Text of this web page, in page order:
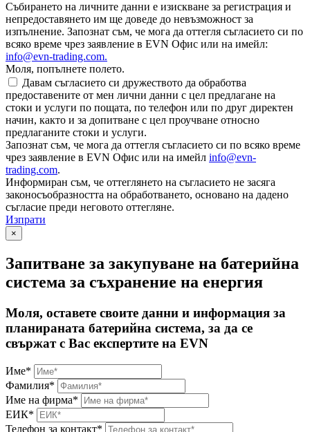
Събирането на личните данни е изискване за регистрация и
непредоставянето им ще доведе до невъзможност за
изпълнение. Запознат съм, че мога да оттегля съгласието си по
всяко време чрез заявление в EVN Офис или на имейл:
info@evn-trading.com.
Моля, попълнете полето.
Давам съгласието си дружеството да обработва
предоставените от мен лични данни с цел предлагане на
стоки и услуги по пощата, по телефон или по друг директен
начин, както и за допитване с цел проучване относно
предлаганите стоки и услуги.
Запознат съм, че мога да оттегля съгласието си по всяко време
чрез заявление в EVN Офис или на имейл info@evn-
trading.com.
Информиран съм, че оттеглянето на съгласието не засяга
законосъобразността на обработването, основано на дадено
съгласие преди неговото оттегляне.
Изпрати
×
Запитване за закупуване на батерийна
система за съхранение на енергия
Моля, оставете своите данни и информация за
планираната батерийна система, за да се
свържат с Вас експертите на EVN
Име*
Фамилия*
Име на фирма*
ЕИК*
Телефон за контакт*